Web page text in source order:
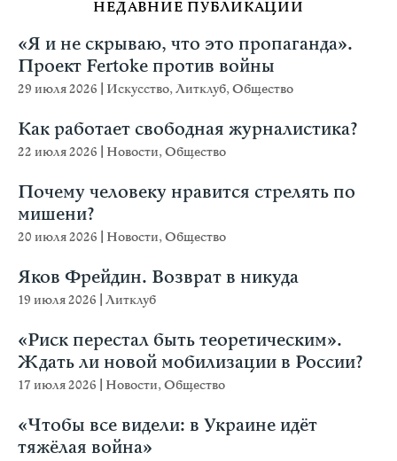
НЕДАВНИЕ ПУБЛИКАЦИИ
«Я и не скрываю, что это пропаганда».
Проект Fertoke против войны
29 июля 2026 Искусство,Литклуб,Общество
Как работает свободная журналистика?
22 июля 2026 Новости,Общество
Почему человеку нравится стрелять по
мишени?
20 июля 2026 Новости,Общество
Яков Фрейдин. Возврат в никуда
19 июля 2026 Литклуб
«Риск перестал быть теоретическим».
Ждать ли новой мобилизации в России?
17 июля 2026 Новости,Общество
«Чтобы все видели: в Украине идёт
тяжёлая война»